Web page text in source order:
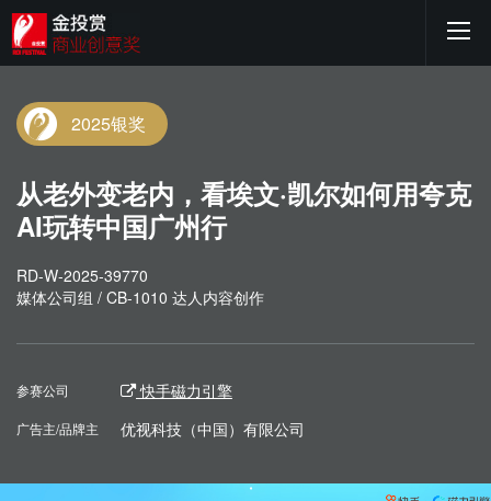
2025银奖
从老外变老内，看埃文·凯尔如何用夸克
AI玩转中国广州行
RD-W-2025-39770
媒体公司组 / CB-1010 达人内容创作
参赛公司 快手磁力引擎
广告主/品牌主 优视科技（中国）有限公司